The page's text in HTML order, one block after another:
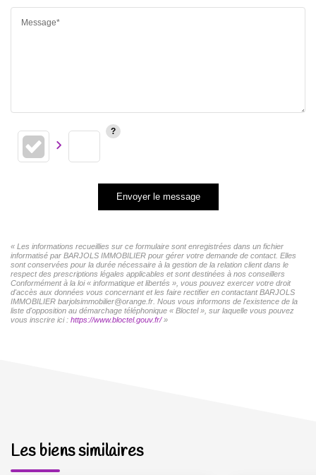
Message*
Envoyer le message
« Les informations recueillies sur ce formulaire sont enregistrées dans un fichier
informatisé par BARJOLS IMMOBILIER pour gérer votre demande de contact. Elles
sont conservées pour la durée nécessaire à la gestion de la relation client dans le
respect des prescriptions légales applicables et sont destinées à nos conseillers
Conformément à la loi « informatique et libertés », vous pouvez exercer votre droit
d'accès aux données vous concernant et les faire rectifier en contactant BARJOLS
IMMOBILIER barjolsimmobilier@orange.fr. Nous vous informons de l'existence de la
liste d'opposition au démarchage téléphonique « Bloctel », sur laquelle vous pouvez
vous inscrire ici : https://www.bloctel.gouv.fr/»
Les biens similaires